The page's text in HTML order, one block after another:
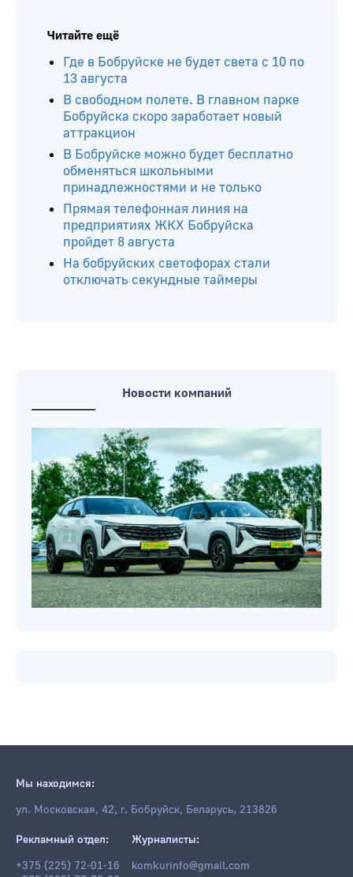
Читайте ещё
Где в Бобруйске не будет света с 10 по
13 августа
В свободном полете. В главном парке
Бобруйска скоро заработает новый
аттракцион
В Бобруйске можно будет бесплатно
обменяться школьными
принадлежностями и не только
Прямая телефонная линия на
предприятиях ЖКХ Бобруйска
пройдет 8 августа
На бобруйских светофорах стали
отключать секундные таймеры
Новости компаний
Мы находимся:
ул. Московская, 42, г. Бобруйск, Беларусь, 213826
Рекламный отдел:
+375 (225) 72-01-16
Журналисты:
komkurinfo@gmail.com